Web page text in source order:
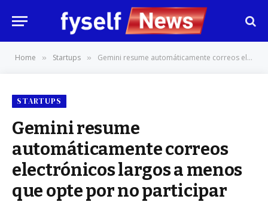
Home » Startups » Gemini resume automáticamente correos electrónicos largos a menos que opte por no participar
STARTUPS
Gemini resume
automáticamente correos
electrónicos largos a menos
que opte por no participar